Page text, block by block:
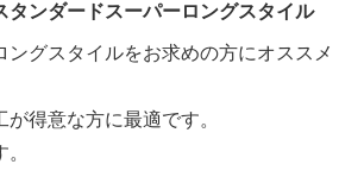
ンダードスーパーロングスタイル
ングスタイルをお求めの方にオススメ
得意な方に最適です。